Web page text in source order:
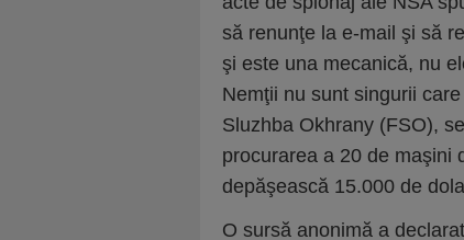
să renunţe la e-mail şi să
şi este una mecanică, nu
Nemţii nu sunt singurii
Sluzhba Okhrany (FSO),
procurarea a 20 de maşini
depăşească 15.000 de
O sursă anonimă a